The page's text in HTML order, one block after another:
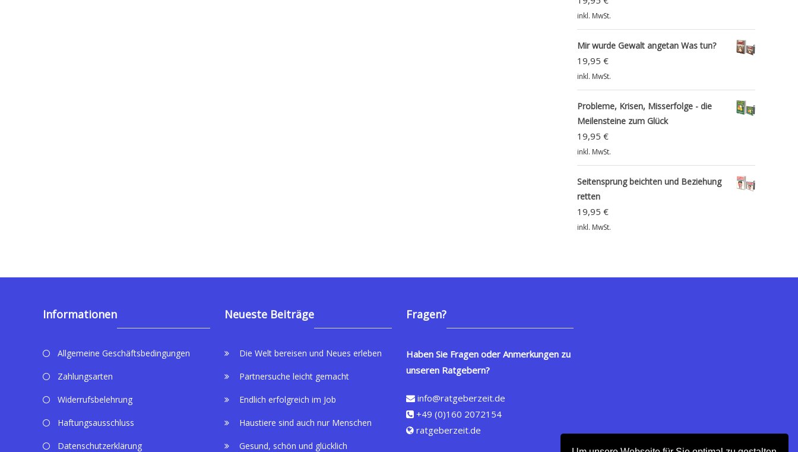
inkl. MwSt.
Mir wurde Gewalt angetan Was tun?
19,95 €
inkl. MwSt.
Probleme, Krisen, Misserfolge - die
Meilensteine zum Glück
19,95 €
inkl. MwSt.
Seitensprung beichten und Beziehung
retten
19,95 €
inkl. MwSt.
Informationen
Allgemeine Geschäftsbedingungen
Zahlungsarten
Widerrufsbelehrung
Haftungsausschluss
Datenschutzerklärung
Neueste Beiträge
Die Welt bereisen und Neues erleben
Partnersuche leicht gemacht
Endlich erfolgreich im Job
Haustiere sind auch nur Menschen
Gesund, schön und glücklich
Fragen?
Haben Sie Fragen oder Anmerkungen zu
unseren Ratgebern?
info@ratgeberzeit.de
+49 (0)160 2072154
ratgeberzeit.de